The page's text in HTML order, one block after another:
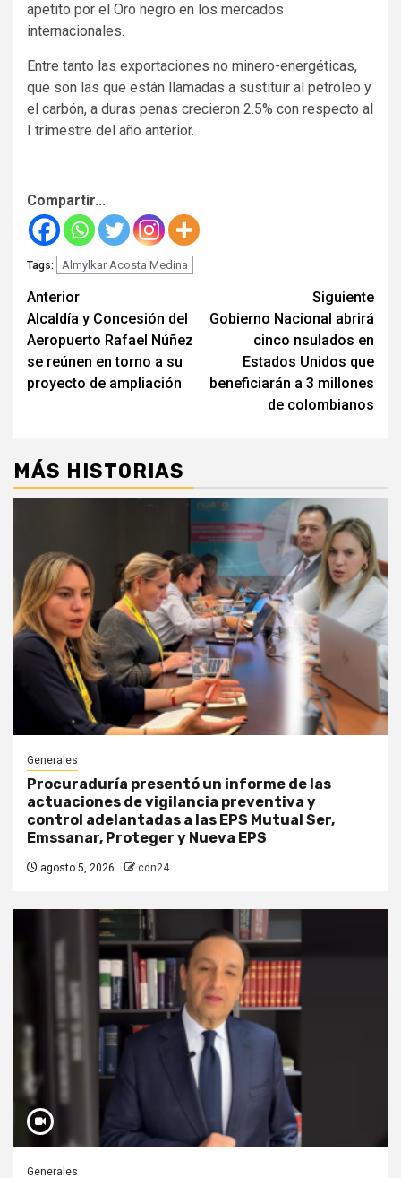
apetito por el Oro negro en los mercados
internacionales.
Entre tanto las exportaciones no minero-energéticas,
que son las que están llamadas a sustituir al petróleo y
el carbón, a duras penas crecieron 2.5% con respecto al
I trimestre del año anterior.
Compartir...
Tags: Almylkar Acosta Medina
Seguir
leyendo
Anterior
Alcaldía y Concesión del
Aeropuerto Rafael Núñez
se reúnen en torno a su
proyecto de ampliación
Siguiente
Gobierno Nacional abrirá
cinco nsulados en
Estados Unidos que
beneficiarán a 3 millones
de colombianos
MÁS HISTORIAS
Generales
Procuraduría presentó un informe de las
actuaciones de vigilancia preventiva y
control adelantadas a las EPS Mutual Ser,
Emssanar, Proteger y Nueva EPS
agosto 5, 2026 cdn24
Generales